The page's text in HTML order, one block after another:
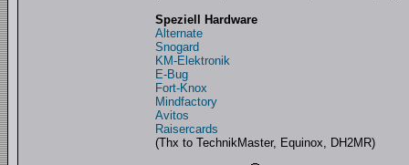
Speziell Hardware
Alternate
Snogard
KM-Elektronik
E-Bug
Fort-Knox
Mindfactory
Avitos
Raisercards
(Thx to TechnikMaster, Equinox, DH2MR)